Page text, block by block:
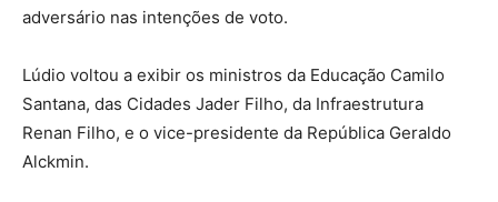
adversário nas intenções de voto.
Lúdio voltou a exibir os ministros da Educação Camilo
Santana, das Cidades Jader Filho, da Infraestrutura
Renan Filho, e o vice-presidente da República Geraldo
Alckmin.